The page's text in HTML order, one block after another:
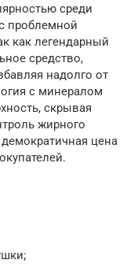
среди
проблемной
как легендарный
средство,
надолго от
с минералом
скрывая
жирного
цена